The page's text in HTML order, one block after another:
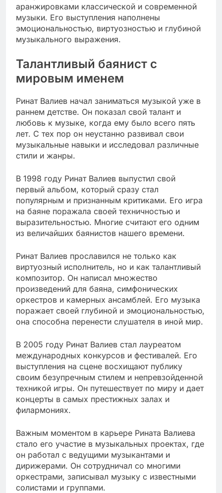
аранжировками классической и современной
музыки. Его выступления наполнены
эмоциональностью, виртуозностью и глубиной
музыкального выражения.
Талантливый баянист с
мировым именем
Ринат Валиев начал заниматься музыкой уже в
раннем детстве. Он показал свой талант и
любовь к музыке, когда ему было всего пять
лет. С тех пор он неустанно развивал свои
музыкальные навыки и исследовал различные
стили и жанры.
В 1998 году Ринат Валиев выпустил свой
первый альбом, который сразу стал
популярным и признанным критиками. Его игра
на баяне поражала своей техничностью и
выразительностью. Многие считают его одним
из величайших баянистов нашего времени.
Ринат Валиев прославился не только как
виртуозный исполнитель, но и как талантливый
композитор. Он написал множество
произведений для баяна, симфонических
оркестров и камерных ансамблей. Его музыка
поражает своей глубиной и эмоциональностью,
она способна перенести слушателя в иной мир.
В 2005 году Ринат Валиев стал лауреатом
международных конкурсов и фестивалей. Его
выступления на сцене восхищают публику
своим безупречным стилем и непревзойденной
техникой игры. Он путешествует по миру и дает
концерты в самых престижных залах и
филармониях.
Важным моментом в карьере Рината Валиева
стало его участие в музыкальных проектах, где
он работал с ведущими музыкантами и
дирижерами. Он сотрудничал со многими
оркестрами, записывал музыку с известными
солистами и группами.